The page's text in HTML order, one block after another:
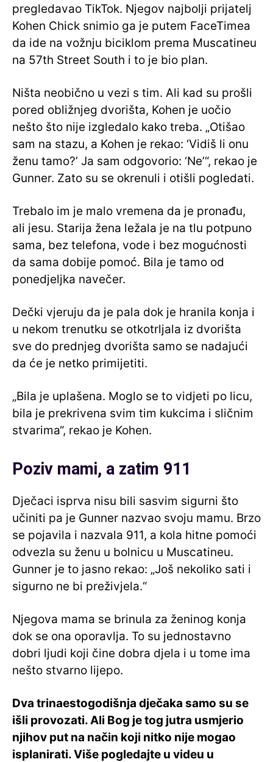
pregledavao TikTok. Njegov najbolji prijatelj
Kohen Chick snimio ga je putem FaceTimea
da ide na vožnju biciklom prema Muscatineu
na 57th Street South i to je bio plan.
Ništa neobično u vezi s tim. Ali kad su prošli
pored obližnjeg dvorišta, Kohen je uočio
nešto što nije izgledalo kako treba. „Otišao
sam na stazu, a Kohen je rekao: ‘Vidiš li onu
ženu tamo?’ Ja sam odgovorio: ‘Ne’“, rekao je
Gunner. Zato su se okrenuli i otišli pogledati.
Trebalo im je malo vremena da je pronađu,
ali jesu. Starija žena ležala je na tlu potpuno
sama, bez telefona, vode i bez mogućnosti
da sama dobije pomoć. Bila je tamo od
ponedjeljka navečer.
Dečki vjeruju da je pala dok je hranila konja i
u nekom trenutku se otkotrljala iz dvorišta
sve do prednjeg dvorišta samo se nadajući
da će je netko primijetiti.
„Bila je uplašena. Moglo se to vidjeti po licu,
bila je prekrivena svim tim kukcima i sličnim
stvarima“, rekao je Kohen.
Poziv mami, a zatim 911
Dječaci isprva nisu bili sasvim sigurni što
učiniti pa je Gunner nazvao svoju mamu. Brzo
se pojavila i nazvala 911, a kola hitne pomoći
odvezla su ženu u bolnicu u Muscatineu.
Gunner je to jasno rekao: „Još nekoliko sati i
sigurno ne bi preživjela.“
Njegova mama se brinula za ženinog konja
dok se ona oporavlja. To su jednostavno
dobri ljudi koji čine dobra djela i u tome ima
nešto stvarno lijepo.
Dva trinaestogodišnja dječaka samo su se
išli provozati. Ali Bog je tog jutra usmjerio
njihov put na način koji nitko nije mogao
isplanirati. Više pogledajte u videu u